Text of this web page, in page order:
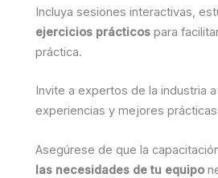
Incluya sesiones interactivas,
ejercicios prácticos para
práctica.
Invite a expertos de la industria
experiencias y mejores
Asegúrese de que la
las necesidades de tu equipo